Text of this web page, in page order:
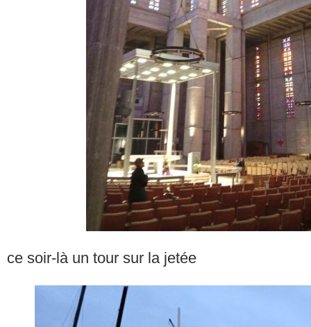
ce soir-là un tour sur la jetée